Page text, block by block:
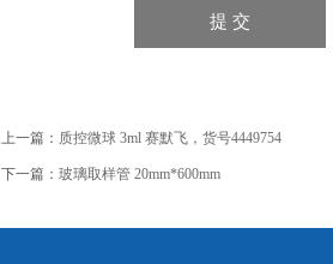
上一篇： 质控微球 3ml 赛默飞，货号4449754
下一篇： 玻璃取样管 20mm*600mm